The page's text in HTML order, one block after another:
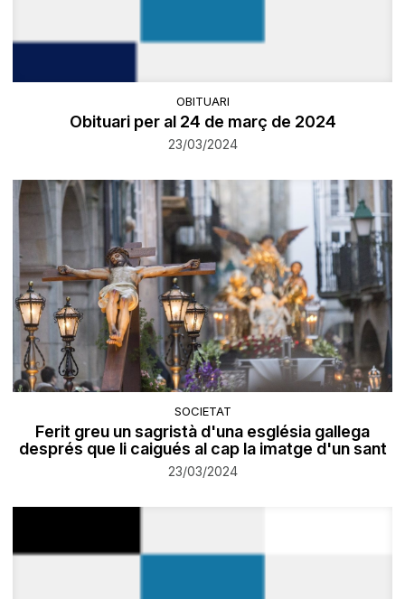
OBITUARI
Obituari per al 24 de març de 2024
23/03/2024
SOCIETAT
Ferit greu un sagristà d'una església gallega
després que li caigués al cap la imatge d'un sant
23/03/2024